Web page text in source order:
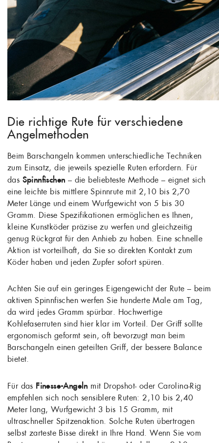
Die richtige Rute für verschiedene
Angelmethoden
Beim Barschangeln kommen unterschiedliche Techniken
zum Einsatz, die jeweils spezielle Ruten erfordern. Für
das Spinnfischen – die beliebteste Methode – eignet sich
eine leichte bis mittlere Spinnrute mit 2,10 bis 2,70
Meter Länge und einem Wurfgewicht von 5 bis 30
Gramm. Diese Spezifikationen ermöglichen es Ihnen,
kleine Kunstköder präzise zu werfen und gleichzeitig
genug Rückgrat für den Anhieb zu haben. Eine schnelle
Aktion ist vorteilhaft, da Sie so direkten Kontakt zum
Köder haben und jeden Zupfer sofort spüren.
Achten Sie auf ein geringes Eigengewicht der Rute – beim
aktiven Spinnfischen werfen Sie hunderte Male am Tag,
da wird jedes Gramm spürbar. Hochwertige
Kohlefaserruten sind hier klar im Vorteil. Der Griff sollte
ergonomisch geformt sein, oft bevorzugt man beim
Barschangeln einen geteilten Griff, der bessere Balance
bietet.
Für das Finesse-Angeln mit Dropshot- oder Carolina-Rig
empfehlen sich noch sensiblere Ruten: 2,10 bis 2,40
Meter lang, Wurfgewicht 3 bis 15 Gramm, mit
ultraschneller Spitzenaktion. Solche Ruten übertragen
selbst zarteste Bisse direkt in Ihre Hand. Wenn Sie vom